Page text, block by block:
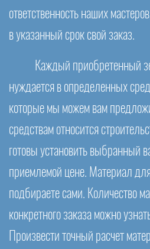
ответственность наших
в указанный срок свой заказ.
Каждый приобретенный
нуждается в определенных
которые мы можем вам
средствам относится
готовы установить выбранный
приемлемой цене. Материал
подбираете сами. Количество
конкретного заказа можно
Произвести точный расчет